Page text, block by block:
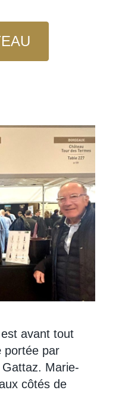
avant tout
portée par
Gattaz. Marie-
côtés de